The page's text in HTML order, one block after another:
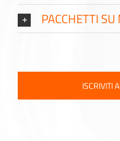
PACCHETTI
ISCRIVITI